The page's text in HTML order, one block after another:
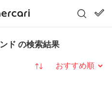
ド の検索結果
並び替え